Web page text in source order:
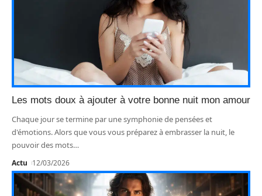
Les mots doux à ajouter à votre bonne nuit mon amour
Chaque jour se termine par une symphonie de pensées et
d'émotions. Alors que vous vous préparez à embrasser la nuit, le
pouvoir des mots…
Actu 12/03/2026